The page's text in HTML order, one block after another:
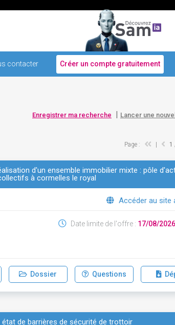
contacter Créer un compte gratuitement
Enregistrer ma recherche | Lancer une
Page : 1
d'un ensemble immobilier mixte : pôle
à cormelles le royal
Accéder au site
Date limite de l'offre : 17/08/
Dossier Questions
de barrières de sécurité de trottoir